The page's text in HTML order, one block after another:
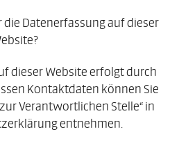
Datenerfassung auf dieser
dieser Website erfolgt durch
Kontaktdaten können Sie
Verantwortlichen Stelle“ in
entnehmen.